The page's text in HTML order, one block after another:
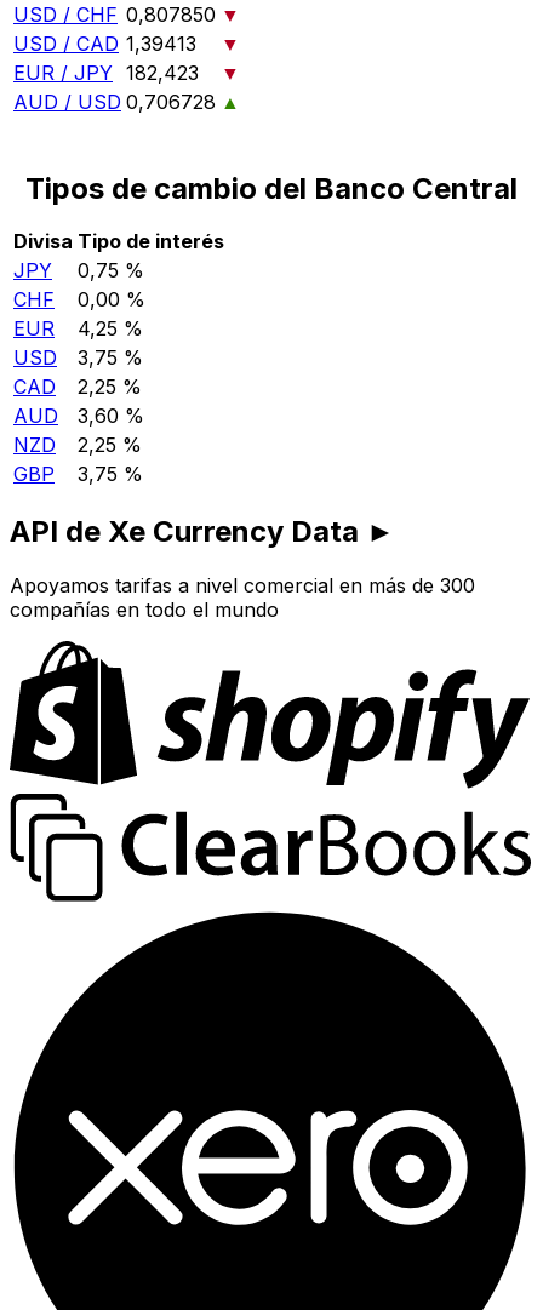
USD / CHF 0,807850 ▼
USD / CAD 1,39413
▼
EUR / JPY 182,423
▼
AUD / USD 0,706728 ▲
Tipos de cambio del Banco Central
Divisa Tipo de interés
JPY
0,75 %
CHF
0,00 %
EUR
4,25 %
USD
3,75 %
CAD
2,25 %
AUD
3,60 %
NZD
2,25 %
GBP
3,75 %
API de Xe Currency Data ►
Apoyamos tarifas a nivel comercial en más de 300
compañías en todo el mundo